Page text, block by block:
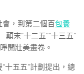
，到第二個百包養
末“十二五”“十三五”
開壯美畫卷。
十五五”計劃提出，總